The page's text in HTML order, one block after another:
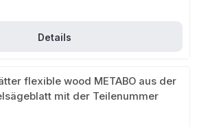
Details